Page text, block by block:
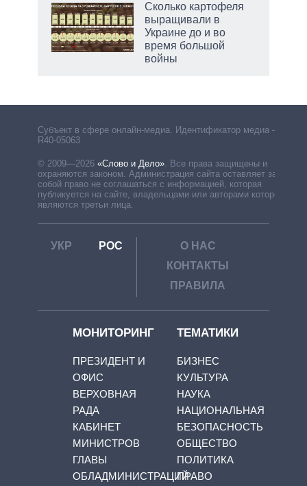
Сколько картофеля
выращивали в
Украине до и во
время большой
войны
Субъект в сфере онлайн-медиа. Идентификатор медиа –
R40-05063
© 2009—2026 «Слово и Дело». Все права защищены и
охраняются законом. Администрация сайта оставляет за
собой право не соглашаться с информацией, которая
публикуется на сайте, владельцами или авторами которой
являются третьи лица.
УКР РОС
О НАС
КОНТАКТЫ
ПРАВИЛА
МОНИТОРИНГ
ПРЕЗИДЕНТ И
ОФИС
ВЕРХОВНАЯ
РАДА
КАБИНЕТ
МИНИСТРОВ
ГЛАВЫ
ОБЛАДМИНИСТРАЦИЙ
ТЕМАТИКИ
БИЗНЕС
КУЛЬТУРА
НАУКА
НАЦИОНАЛЬНАЯ
БЕЗОПАСНОСТЬ
ОБЩЕСТВО
ПОЛИТИКА
ПРАВО